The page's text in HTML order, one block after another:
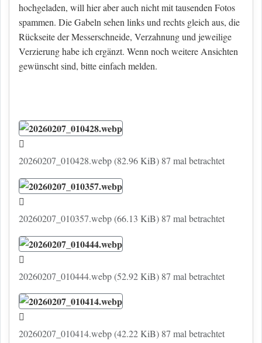
hochgeladen, will hier aber auch nicht mit tausenden Fotos
spammen. Die Gabeln sehen links und rechts gleich aus, die
Rückseite der Messerschneide, Verzahnung und jeweilige
Verzierung habe ich ergänzt. Wenn noch weitere Ansichten
gewünscht sind, bitte einfach melden.
20260207_010428.webp (82.96 KiB) 87 mal betrachtet
20260207_010357.webp (66.13 KiB) 87 mal betrachtet
20260207_010444.webp (52.92 KiB) 87 mal betrachtet
20260207_010414.webp (42.22 KiB) 87 mal betrachtet